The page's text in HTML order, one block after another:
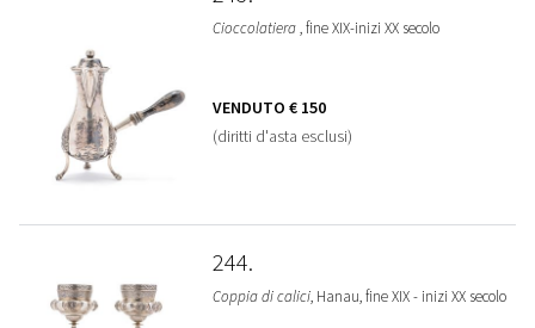
Cioccolatiera, fine XIX-inizi XX secolo
VENDUTO € 150
(diritti d'asta esclusi)
244
Coppia di calici, Hanau, fine XIX - inizi XX secolo